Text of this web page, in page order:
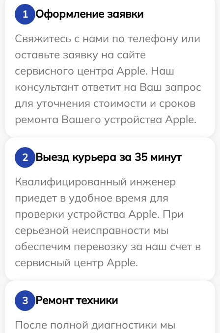
1
Оформление заявки
Свяжитесь с нами по телефону или
оставьте заявку на сайте
сервисного центра Apple. Наш
консультант ответит на Ваш запрос
для уточнения стоимости и сроков
ремонта Вашего устройства Apple.
2
Выезд курьера за 35 минут
Квалифицированный инженер
приедет в удобное время для
проверки устройства Apple. При
серьезной неисправности мы
обеспечим перевозку за наш счет в
сервисный центр Apple.
3
Ремонт техники
После полной диагностики мы